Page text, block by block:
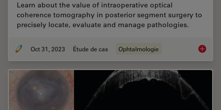
Learn about the value of intraoperative optical
coherence tomography in posterior segment surgery to
precisely locate, evaluate and manage pathologies.
Oct 31, 2023 Étude de cas Ophtalmologie